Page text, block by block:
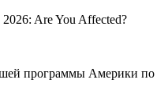
Are You Affected?
программы Америки по